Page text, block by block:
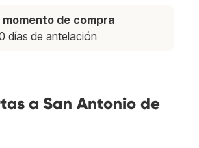
momento de compra
días de antelación
a San Antonio de